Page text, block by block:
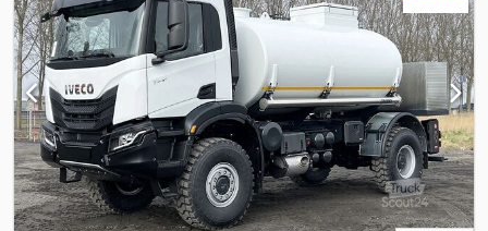
Seçenekler ve Aksesuarlar = - Yaprak yaylı süspansiyon - Rüzgarlık
- Güç Aktarma Organı (PTO) = Ek Bilgiler = Teknik Bilgiler Silindir
sayısı: 6 Motor hacmi: 12.882 cc Şanzıman Şanzıman: ZF16S2520TO,
16 vites, manuel şanzıman Aks Konfigürasyonu Lastik ölçüsü:
13R22.5 Frenler: Kampana frenler Süspansiyon: Yaprak yaylı
süspansiyon Ön aks: Direksiyonlu Ağırlıklar Boş ağırlık: 12.700 kg
Yük kapasitesi: 20.800 kg Toplam ağırlık: 33.500 kg Cjdpfxezq D T
He Aguorf Fonksiyonel Özellikler Kasa markası: Ravasini, içme suyu
tankı Oda sayısı: 1 Pompa: Var